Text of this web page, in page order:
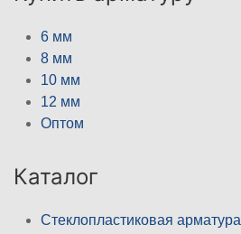
6 мм
8 мм
10 мм
12 мм
Оптом
Каталог
Стеклопластиковая арматура